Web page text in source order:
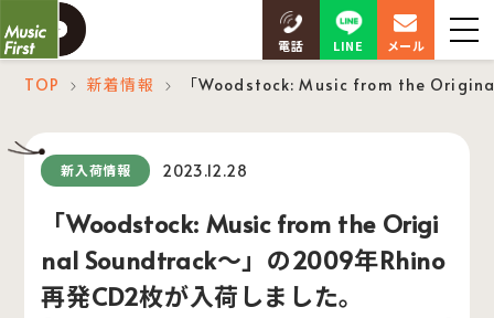
電話 LINE メール
TOP ＞ 新着情報 ＞ 「Woodstock: Music from the
新入荷情報 2023.12.28
「Woodstock: Music from the Origi
nal Soundtrack～」の2009年Rhino
再発CD2枚が入荷しました。